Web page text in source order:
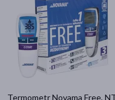
Termometr Novama Free,
diagnostyczne(198)
ochronne (178)
korygujące(64)
pokaż więcej
Akcesoria